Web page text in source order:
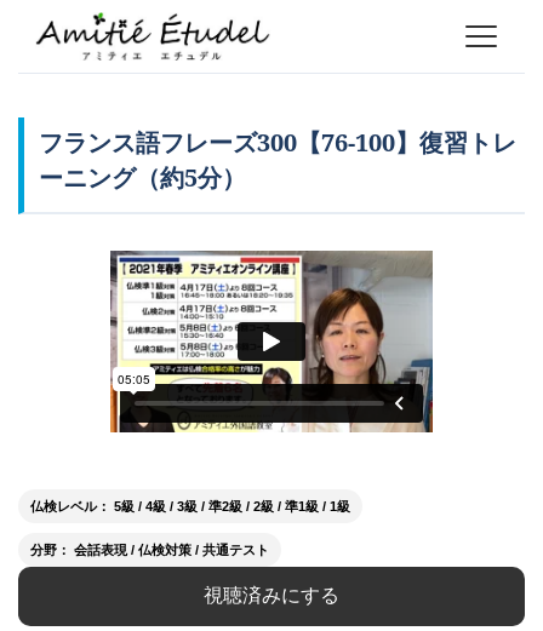
フランス語フレーズ300【76-100】復習トレ
ーニング（約5分）
仏検レベル： 5級 / 4級 / 3級 / 準2級 / 2級 / 準1級 / 1級
分野： 会話表現 / 仏検対策 / 共通テスト
視聴済みにする